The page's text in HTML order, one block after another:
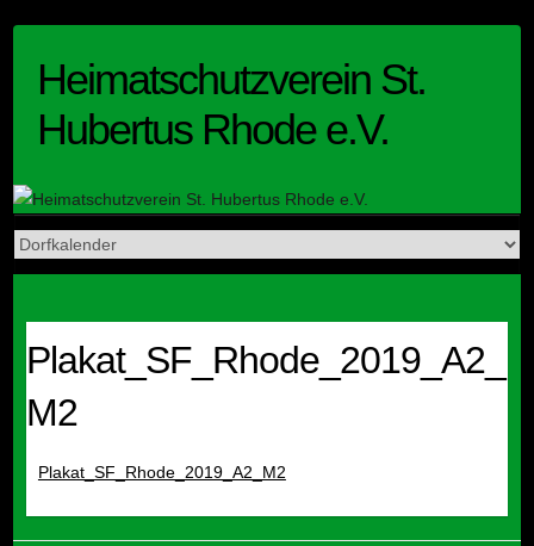
contentHeimatschutzverein St.
Hubertus Rhode e.V.
Plakat_SF_Rhode_2019_A2_
M2
Plakat_SF_Rhode_2019_A2_M2